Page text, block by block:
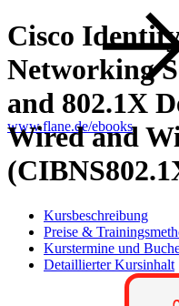
www.flane.de/ebooks.
Cisco
Networking
and 802.1X
Wired and
Kursbeschreibung
Preise &
Kurstermine und
Detaillierter Kursinhalt